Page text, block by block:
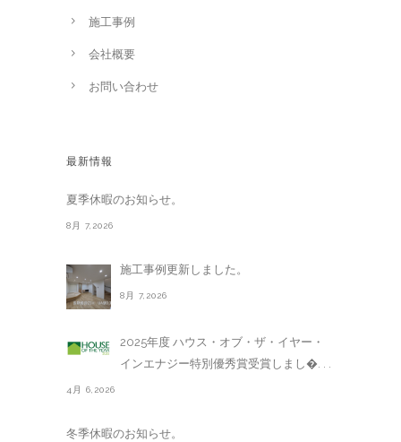
施工事例
会社概要
お問い合わせ
最新情報
夏季休暇のお知らせ。
8月 7,2026
施工事例更新しました。
8月 7,2026
2025年度 ハウス・オブ・ザ・イヤー・
インエナジー特別優秀賞受賞しまし�. . .
4月 6,2026
冬季休暇のお知らせ。